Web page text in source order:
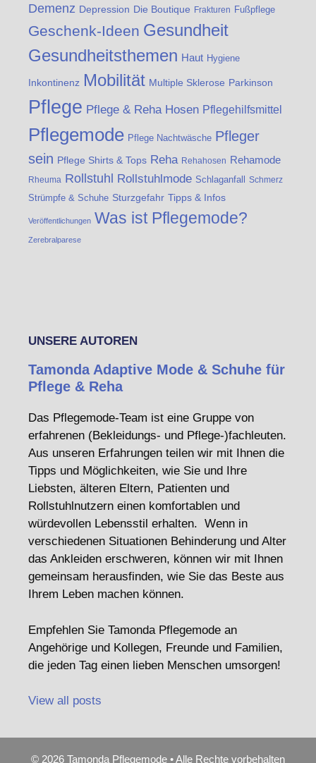
Demenz Depression Die Boutique Frakturen Fußpflege
Geschenk-Ideen Gesundheit
Gesundheitsthemen Haut Hygiene
Inkontinenz Mobilität Multiple Sklerose Parkinson
Pflege Pflege & Reha Hosen Pflegehilfsmittel
Pflegemode Pflege Nachtwäsche Pfleger
sein Pflege Shirts & Tops Reha Rehahosen Rehamode
Rheuma Rollstuhl Rollstuhlmode Schlaganfall Schmerz
Strümpfe & Schuhe Sturzgefahr Tipps & Infos
Veröffentlichungen Was ist Pflegemode?
Zerebralparese
UNSERE AUTOREN
Tamonda Adaptive Mode & Schuhe für
Pflege & Reha
Das Pflegemode-Team ist eine Gruppe von
erfahrenen (Bekleidungs- und Pflege-)fachleuten.
Aus unseren Erfahrungen teilen wir mit Ihnen die
Tipps und Möglichkeiten, wie Sie und Ihre
Liebsten, älteren Eltern, Patienten und
Rollstuhlnutzern einen komfortablen und
würdevollen Lebensstil erhalten. Wenn in
verschiedenen Situationen Behinderung und Alter
das Ankleiden erschweren, können wir mit Ihnen
gemeinsam herausfinden, wie Sie das Beste aus
Ihrem Leben machen können.
Empfehlen Sie Tamonda Pflegemode an
Angehörige und Kollegen, Freunde und Familien,
die jeden Tag einen lieben Menschen umsorgen!
View all posts
© 2026 Tamonda Pflegemode • Alle Rechte vorbehalten